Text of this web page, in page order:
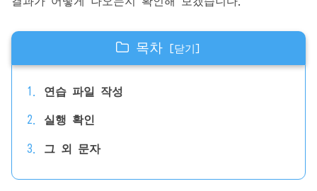
목차
연습 파일 작성
실행 확인
그 외 문자